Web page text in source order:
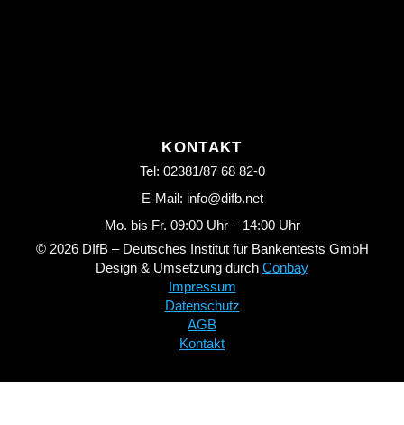
KONTAKT
Tel: 02381/87 68 82-0
E-Mail: info@difb.net
Mo. bis Fr. 09:00 Uhr – 14:00 Uhr
© 2026 DIfB – Deutsches Institut für Bankentests GmbH
Design & Umsetzung durch Conbay
Impressum
Datenschutz
AGB
Kontakt